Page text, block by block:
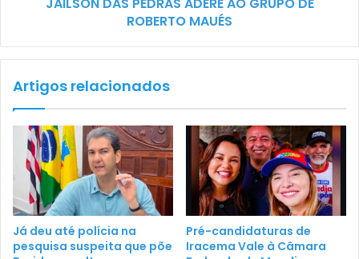
ROBERTO MAUÉS
Artigos relacionados
Já deu até polícia na
pesquisa suspeita que põe
Pré-candidaturas de
Iracema Vale à Câmara